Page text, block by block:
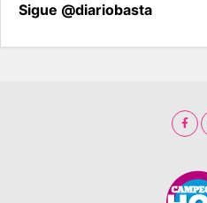
Sigue @diariobasta